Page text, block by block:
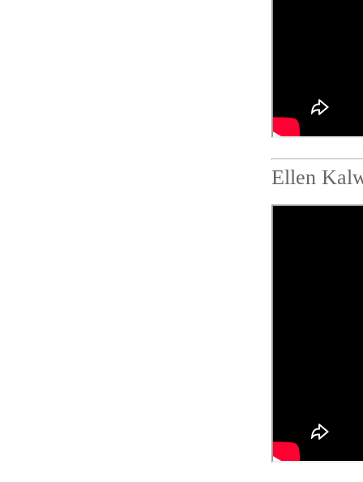
Ellen